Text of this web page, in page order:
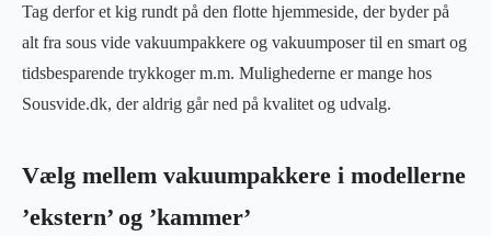
Tag derfor et kig rundt på den flotte hjemmeside, der byder på
alt fra sous vide vakuumpakkere og vakuumposer til en smart og
tidsbesparende trykkoger m.m. Mulighederne er mange hos
Sousvide.dk, der aldrig går ned på kvalitet og udvalg.
Vælg mellem vakuumpakkere i modellerne
’ekstern’ og ’kammer’